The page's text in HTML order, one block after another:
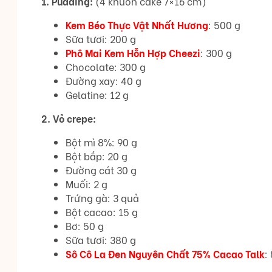
Kem Béo Thực Vật Nhất Hương: 500 g
Sữa tươi: 200 g
Phô Mai Kem Hỗn Hợp Cheezi: 300 g
Chocolate: 300 g
Đường xay: 40 g
Gelatine: 12 g
2. Vỏ crepe:
Bột mì 8%: 90 g
Bột bắp: 20 g
Đường cát 30 g
Muối: 2 g
Trứng gà: 3 quả
Bột cacao: 15 g
Bơ: 50 g
Sữa tươi: 380 g
Sô Cô La Đen Nguyên Chất 75% Cacao Talk: